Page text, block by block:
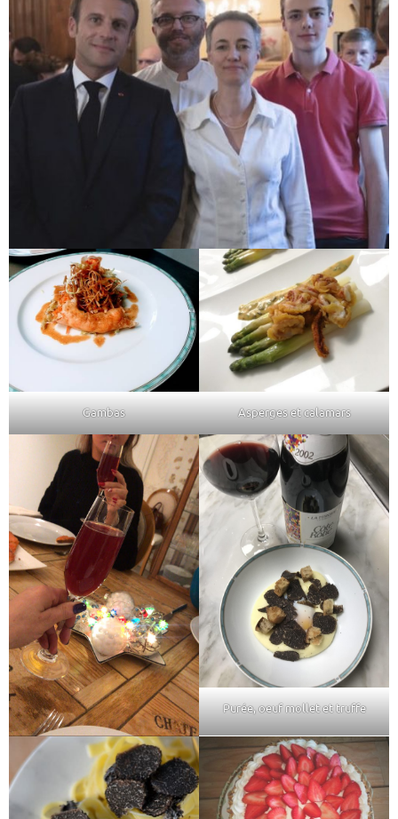
Gambas Asperges et calamars
Purée, oeuf mollet et truffe